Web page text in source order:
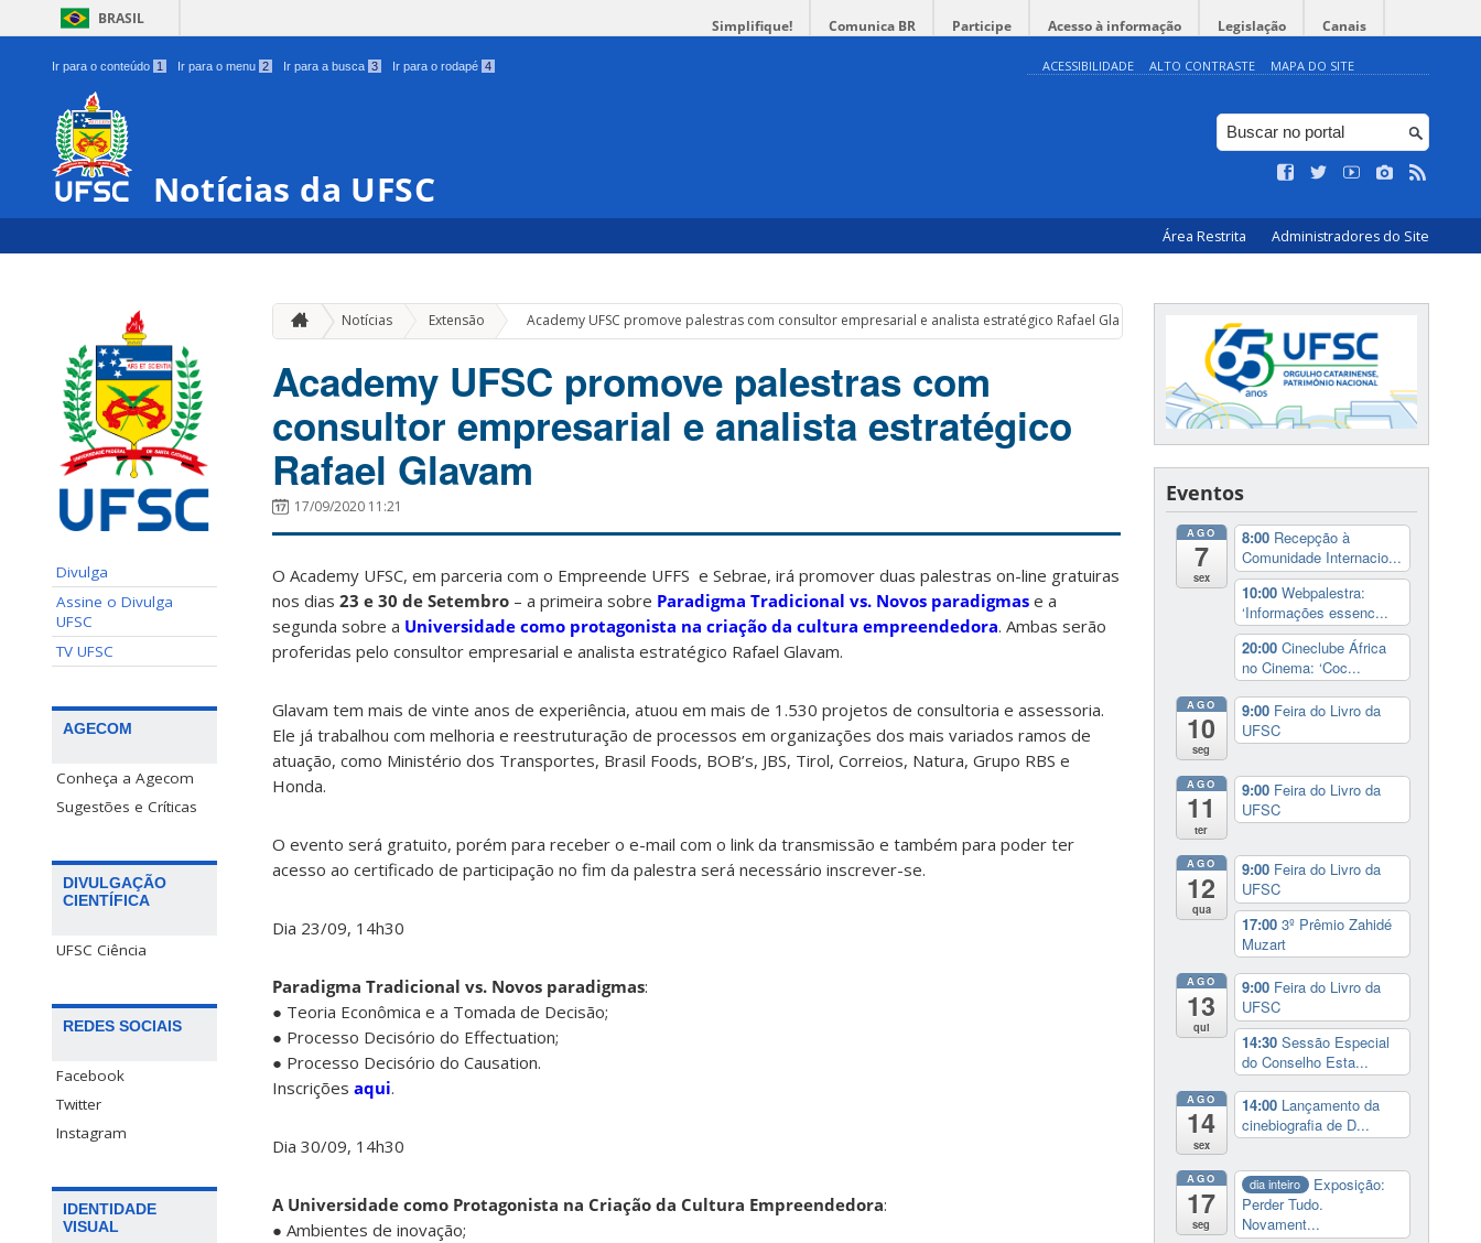
BRASIL Simplifique! Comunica BR Participe Acesso à informação Legislação Canais
Ir para o conteúdo 1 Ir para o menu 2 Ir para a busca 3 Ir para o rodapé 4 ACESSIBILIDADE ALTO CONTRASTE MAPA DO SITE
Notícias da UFSC
Área Restrita Administradores do Site
Divulga
Assine o Divulga
UFSC
TV UFSC
AGECOM
Conheça a Agecom
Sugestões e Críticas
DIVULGAÇÃO
CIENTÍFICA
UFSC Ciência
REDES SOCIAIS
Facebook
Twitter
Instagram
IDENTIDADE
VISUAL
Notícias Extensão » Academy UFSC promove palestras com consultor empresarial e analista estratégico Rafael Glavam
Academy UFSC promove palestras com
consultor empresarial e analista estratégico
Rafael Glavam
17/09/2020 11:21
O Academy UFSC, em parceria com o Empreende UFFS e Sebrae, irá promover duas palestras on-line gratuiras
nos dias 23 e 30 de Setembro – a primeira sobre Paradigma Tradicional vs. Novos paradigmas e a
segunda sobre a Universidade como protagonista na criação da cultura empreendedora. Ambas serão
proferidas pelo consultor empresarial e analista estratégico Rafael Glavam.
Glavam tem mais de vinte anos de experiência, atuou em mais de 1.530 projetos de consultoria e assessoria.
Ele já trabalhou com melhoria e reestruturação de processos em organizações dos mais variados ramos de
atuação, como Ministério dos Transportes, Brasil Foods, BOB’s, JBS, Tirol, Correios, Natura, Grupo RBS e
Honda.
O evento será gratuito, porém para receber o e-mail com o link da transmissão e também para poder ter
acesso ao certificado de participação no fim da palestra será necessário inscrever-se.
Dia 23/09, 14h30
Paradigma Tradicional vs. Novos paradigmas:
● Teoria Econômica e a Tomada de Decisão;
● Processo Decisório do Effectuation;
● Processo Decisório do Causation.
Inscrições aqui.
Dia 30/09, 14h30
A Universidade como Protagonista na Criação da Cultura Empreendedora:
● Ambientes de inovação;
Eventos
AGO
7
sex
8:00 Recepção à
Comunidade Internacio...
10:00 Webpalestra:
‘Informações essenc...
20:00 Cineclube África
no Cinema: ‘Coc...
AGO
10
seg
9:00 Feira do Livro da
UFSC
AGO
11
ter
9:00 Feira do Livro da
UFSC
AGO
12
qua
9:00 Feira do Livro da
UFSC
17:00 3º Prêmio Zahidé
Muzart
AGO
13
qui
9:00 Feira do Livro da
UFSC
14:30 Sessão Especial
do Conselho Esta...
AGO
14
sex
14:00 Lançamento da
cinebiografia de D...
AGO
17
seg
dia inteiro
Exposição:
Perder Tudo.
Novament...